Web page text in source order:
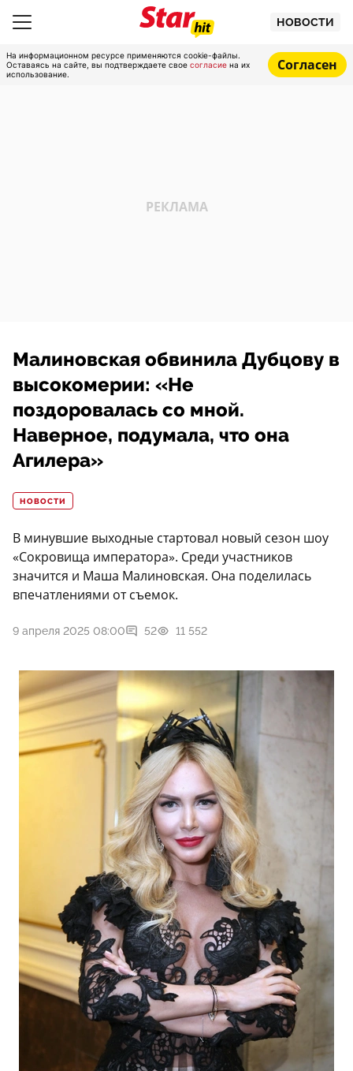
НОВОСТИ
На информационном ресурсе применяются cookie-файлы.
Оставаясь на сайте, вы подтверждаете свое согласие на их
использование.
Согласен
Малиновская обвинила Дубцову в
высокомерии: «Не
поздоровалась со мной.
Наверное, подумала, что она
Агилера»
НОВОСТИ
В минувшие выходные стартовал новый сезон шоу
«Сокровища императора». Среди участников
значится и Маша Малиновская. Она поделилась
впечатлениями от съемок.
9 апреля 2025 08:00 52 11 552